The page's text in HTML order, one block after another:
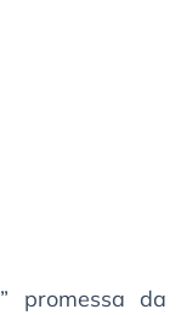
” promessa da